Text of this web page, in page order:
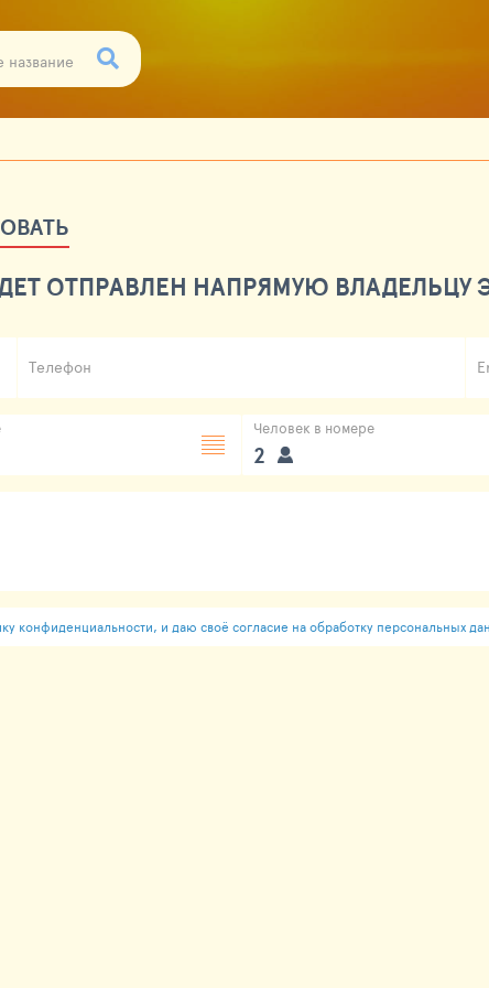
ОТПРАВЛЕН НАПРЯМУЮ ВЛАДЕЛЬЦУ
Телефон
Человек в номере
2
конфиденциальности, и даю своё согласие на обработку персональных